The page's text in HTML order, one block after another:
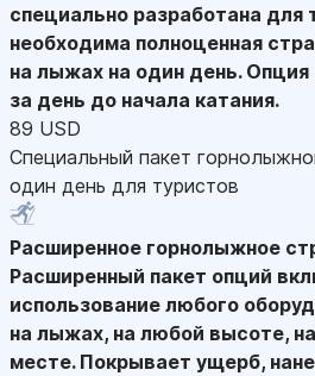
специально разработана для
необходима полноценная
на лыжах на один день. Опция
за день до начала катания.
89 USD
Специальный пакет
один день для туристов
Расширенное горнолыжное
Расширенный пакет опций
использование любого
на лыжах, на любой высоте,
месте. Покрывает ущерб,